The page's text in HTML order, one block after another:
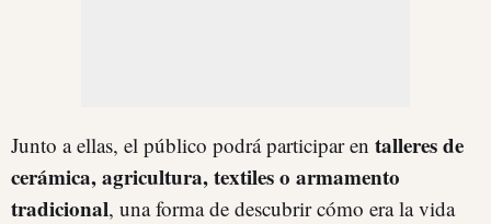
Junto a ellas, el público podrá participar en talleres de
cerámica, agricultura, textiles o armamento
tradicional, una forma de descubrir cómo era la vida